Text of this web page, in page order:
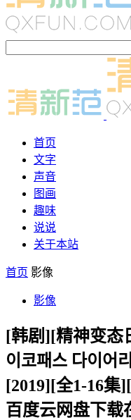
首页
文字
声音
图画
趣味
说说
关于本站
首页 影像
影像
[韩剧][精神变态
이코패스 다이어
[2019][全1-16集
百度云网盘下载